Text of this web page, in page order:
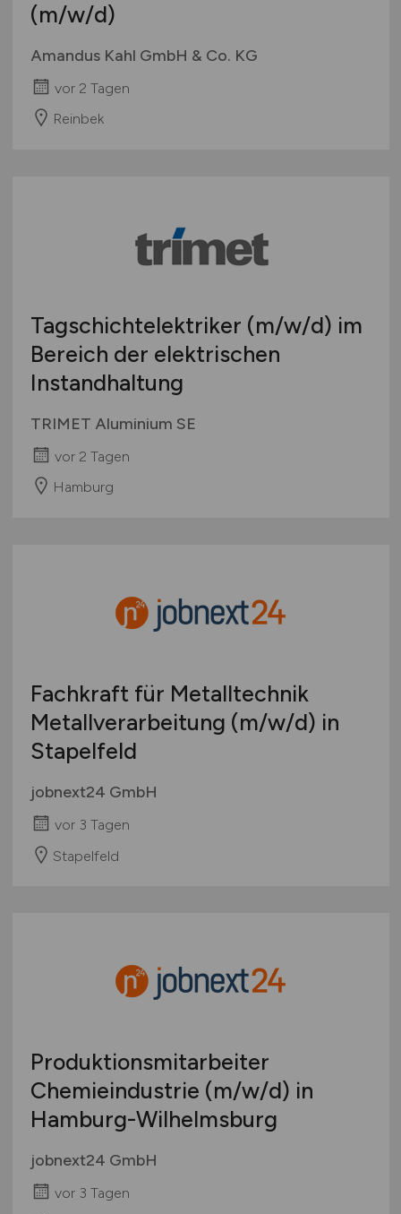
(m/w/d)
Amandus Kahl GmbH & Co. KG
vor 2 Tagen
Reinbek
Tagschichtelektriker (m/w/d) im
Bereich der elektrischen
Instandhaltung
TRIMET Aluminium SE
vor 2 Tagen
Hamburg
Fachkraft für Metalltechnik
Metallverarbeitung (m/w/d) in
Stapelfeld
jobnext24 GmbH
vor 3 Tagen
Stapelfeld
Produktionsmitarbeiter
Chemieindustrie (m/w/d) in
Hamburg-Wilhelmsburg
jobnext24 GmbH
vor 3 Tagen